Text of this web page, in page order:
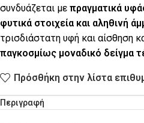
συνδυάζεται με πραγματικά
φυτικά στοιχεία και αληθινή
τρισδιάστατη υφή και αίσθηση
παγκοσμίως μοναδικό δείγμα
Πρόσθήκη στην λίστα
Περιγραφή